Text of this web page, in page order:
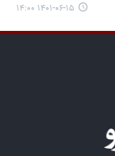
۱۴۰۱-۰۶-۱۵ ۱۴:۰۰